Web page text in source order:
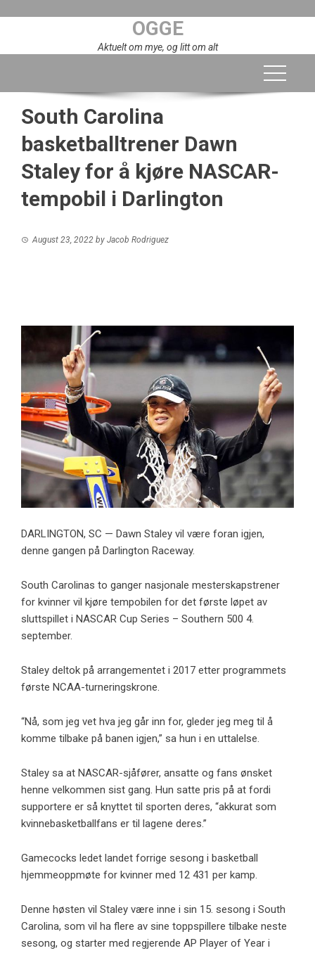
OGGE
Aktuelt om mye, og litt om alt
South Carolina
basketballtrener Dawn
Staley for å kjøre NASCAR-
tempobil i Darlington
August 23, 2022 by Jacob Rodriguez
DARLINGTON, SC — Dawn Staley vil være foran igjen,
denne gangen på Darlington Raceway.
South Carolinas to ganger nasjonale mesterskapstrener
for kvinner vil kjøre tempobilen for det første løpet av
sluttspillet i NASCAR Cup Series – Southern 500 4.
september.
Staley deltok på arrangementet i 2017 etter programmets
første NCAA-turneringskrone.
“Nå, som jeg vet hva jeg går inn for, gleder jeg meg til å
komme tilbake på banen igjen,” sa hun i en uttalelse.
Staley sa at NASCAR-sjåfører, ansatte og fans ønsket
henne velkommen sist gang. Hun satte pris på at fordi
supportere er så knyttet til sporten deres, “akkurat som
kvinnebasketballfans er til lagene deres.”
Gamecocks ledet landet forrige sesong i basketball
hjemmeoppmøte for kvinner med 12 431 per kamp.
Denne høsten vil Staley være inne i sin 15. sesong i South
Carolina, som vil ha flere av sine toppspillere tilbake neste
sesong, og starter med regjerende AP Player of Year i